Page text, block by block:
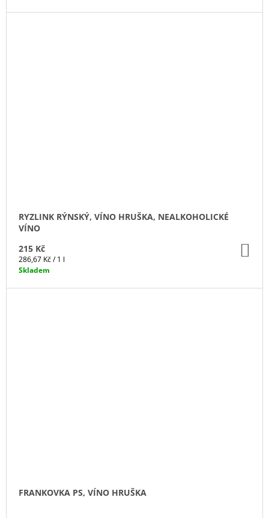
RYZLINK RÝNSKÝ, VÍNO HRUŠKA, NEALKOHOLICKÉ
VÍNO
215 Kč
Měrná
cena:
286,67 Kč / 1 l
Skladem
FRANKOVKA PS, VÍNO HRUŠKA